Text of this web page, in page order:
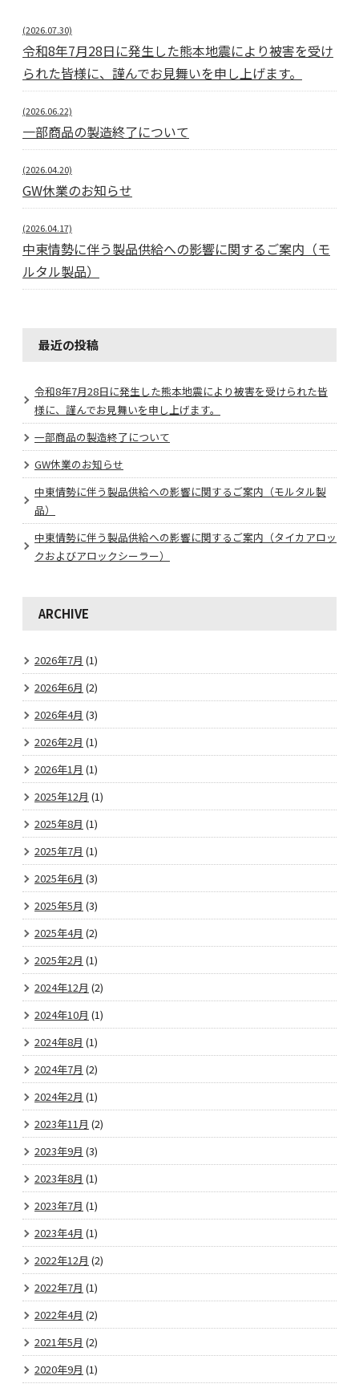
(2026.07.30)
令和8年7月28日に発生した熊本地震により被害を受け
られた皆様に、謹んでお見舞いを申し上げます。
(2026.06.22)
一部商品の製造終了について
(2026.04.20)
GW休業のお知らせ
(2026.04.17)
中東情勢に伴う製品供給への影響に関するご案内（モ
ルタル製品）
最近の投稿
令和8年7月28日に発生した熊本地震により被害を受けられた皆
様に、謹んでお見舞いを申し上げます。
一部商品の製造終了について
GW休業のお知らせ
中東情勢に伴う製品供給への影響に関するご案内（モルタル製
品）
中東情勢に伴う製品供給への影響に関するご案内（タイカアロッ
クおよびアロックシーラー）
ARCHIVE
2026年7月 (1)
2026年6月 (2)
2026年4月 (3)
2026年2月 (1)
2026年1月 (1)
2025年12月 (1)
2025年8月 (1)
2025年7月 (1)
2025年6月 (3)
2025年5月 (3)
2025年4月 (2)
2025年2月 (1)
2024年12月 (2)
2024年10月 (1)
2024年8月 (1)
2024年7月 (2)
2024年2月 (1)
2023年11月 (2)
2023年9月 (3)
2023年8月 (1)
2023年7月 (1)
2023年4月 (1)
2022年12月 (2)
2022年7月 (1)
2022年4月 (2)
2021年5月 (2)
2020年9月 (1)